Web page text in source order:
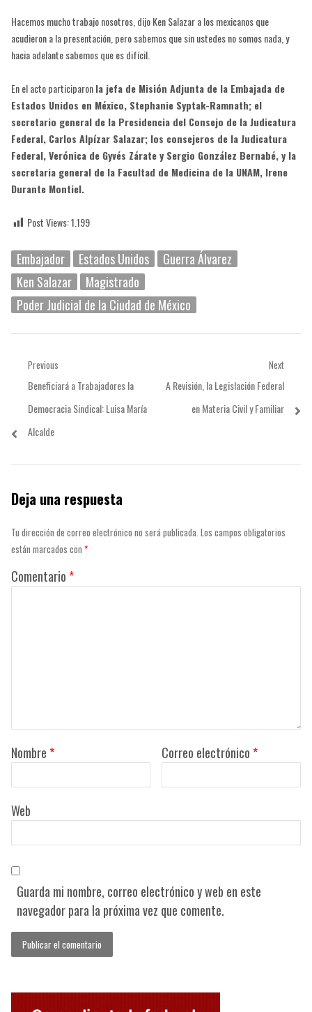
Hacemos mucho trabajo nosotros, dijo Ken Salazar a los mexicanos que
acudieron a la presentación, pero sabemos que sin ustedes no somos nada, y
hacia adelante sabemos que es difícil.
En el acto participaronla jefa de Misión Adjunta de la Embajada de
Estados Unidos en México, Stephanie Syptak-Ramnath; el
secretario general de la Presidencia del Consejo de la Judicatura
Federal, Carlos Alpízar Salazar; los consejeros de la Judicatura
Federal, Verónica de Gyvés Zárate y Sergio González Bernabé, y la
secretaria general de la Facultad de Medicina de la UNAM, Irene
Durante Montiel.
Post Views:1.199
Embajador Estados Unidos
Guerra Álvarez
Ken Salazar
Magistrado
Poder Judicial de la Ciudad de México
Navegación
entradas
Previous
Previous
post:
Beneficiará a Trabajadores la
Democracia Sindical: Luisa María
Alcalde
Next
Next
A Revisión, la Legislación Federal
en Materia Civil y Familiar
Deja una respuesta
Tu dirección de correo electrónico no será publicada. Los campos obligatorios
están marcados con *
Comentario *
Nombre * Correo electrónico *
Web
Guarda mi nombre, correo electrónico y web en este
navegador para la próxima vez que comente.